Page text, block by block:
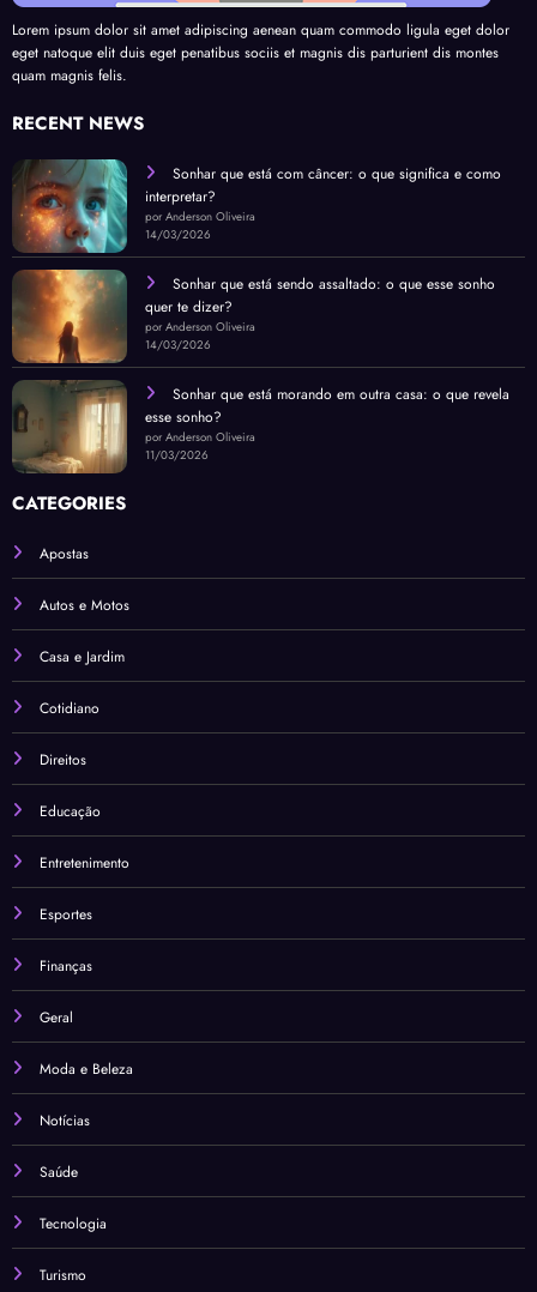
Lorem ipsum dolor sit amet adipiscing aenean quam commodo ligula eget dolor
eget natoque elit duis eget penatibus sociis et magnis dis parturient dis montes
quam magnis felis.
RECENT NEWS
Sonhar que está com câncer: o que significa e como
interpretar?
por Anderson Oliveira
14/03/2026
Sonhar que está sendo assaltado: o que esse sonho
quer te dizer?
por Anderson Oliveira
14/03/2026
Sonhar que está morando em outra casa: o que revela
esse sonho?
por Anderson Oliveira
11/03/2026
CATEGORIES
Apostas
Autos e Motos
Casa e Jardim
Cotidiano
Direitos
Educação
Entretenimento
Esportes
Finanças
Geral
Moda e Beleza
Notícias
Saúde
Tecnologia
Turismo